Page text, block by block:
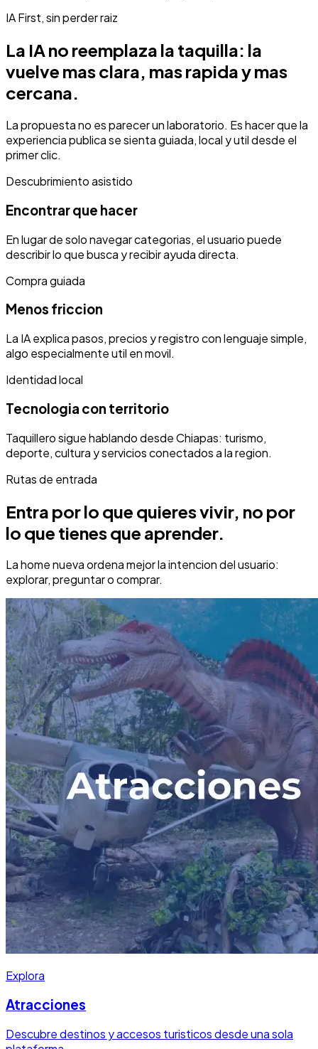
IA First, sin perder raiz
La IA no reemplaza la taquilla: la
vuelve mas clara, mas rapida y mas
cercana.
La propuesta no es parecer un laboratorio. Es hacer que la
experiencia publica se sienta guiada, local y util desde el
primer clic.
Descubrimiento asistido
Encontrar que hacer
En lugar de solo navegar categorias, el usuario puede
describir lo que busca y recibir ayuda directa.
Compra guiada
Menos friccion
La IA explica pasos, precios y registro con lenguaje simple,
algo especialmente util en movil.
Identidad local
Tecnologia con territorio
Taquillero sigue hablando desde Chiapas: turismo,
deporte, cultura y servicios conectados a la region.
Rutas de entrada
Entra por lo que quieres vivir, no por
lo que tienes que aprender.
La home nueva ordena mejor la intencion del usuario:
explorar, preguntar o comprar.
Explora
Atracciones
Descubre destinos y accesos turisticos desde una sola